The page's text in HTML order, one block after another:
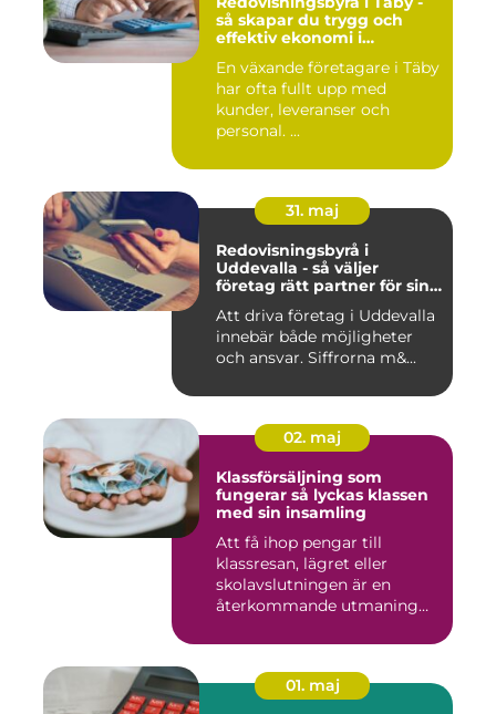
så skapar du trygg och
effektiv ekonomi i
En växande företagare i Täby
har ofta fullt upp med
kunder, leveranser och
personal. ...
31. maj
Redovisningsbyrå i
Uddevalla - så väljer
företag rätt partner för sin
Att driva företag i Uddevalla
innebär både möjligheter
och ansvar. Siffrorna m&...
02. maj
Klassförsäljning som
fungerar så lyckas klassen
med sin insamling
Att få ihop pengar till
klassresan, lägret eller
skolavslutningen är en
återkommande utmaning
01. maj